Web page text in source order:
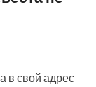
в свой адрес